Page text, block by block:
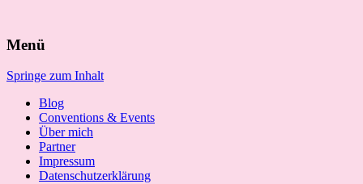
nach:
Menü
Springe zum Inhalt
Blog
Conventions & Events
Über mich
Partner
Impressum
Datenschutzerklärung